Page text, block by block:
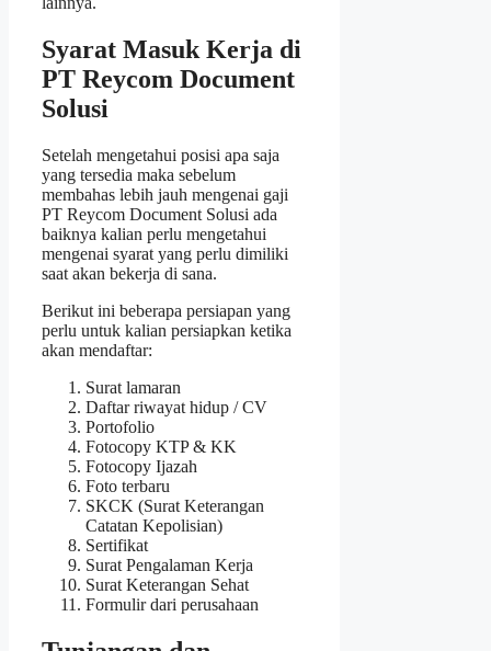
Syarat Masuk Kerja di
PT Reycom Document
Solusi
Setelah mengetahui posisi apa saja
yang tersedia maka sebelum
membahas lebih jauh mengenai gaji
PT Reycom Document Solusi ada
baiknya kalian perlu mengetahui
mengenai syarat yang perlu dimiliki
saat akan bekerja di sana.
Berikut ini beberapa persiapan yang
perlu untuk kalian persiapkan ketika
akan mendaftar:
Surat lamaran
Daftar riwayat hidup / CV
Portofolio
Fotocopy KTP & KK
Fotocopy Ijazah
Foto terbaru
SKCK (Surat Keterangan
Catatan Kepolisian)
Sertifikat
Surat Pengalaman Kerja
Surat Keterangan Sehat
Formulir dari perusahaan